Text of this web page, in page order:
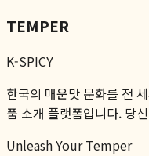
TEMPER
K-SPICY
한국의 매운맛 문화를 전
품 소개 플랫폼입니다. 당
Unleash Your Temper